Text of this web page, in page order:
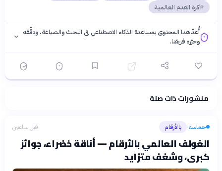
كرة القدم العالمية
أُعدّ هذا المحتوى بمساعدة الذكاء الاصطناعي في البحث والصياغة، ودقّقه
وحرّره فريقنا.
فلسفتنا المعرفية· سياسة الذكاء الاصطناعيمنشورات ذات صلة
حماسة› بالأرقام قبل ساعتين
الغولف العالمي بالأرقام — أناقة خضراء، جوائز
كبرى، وشغف متزايد